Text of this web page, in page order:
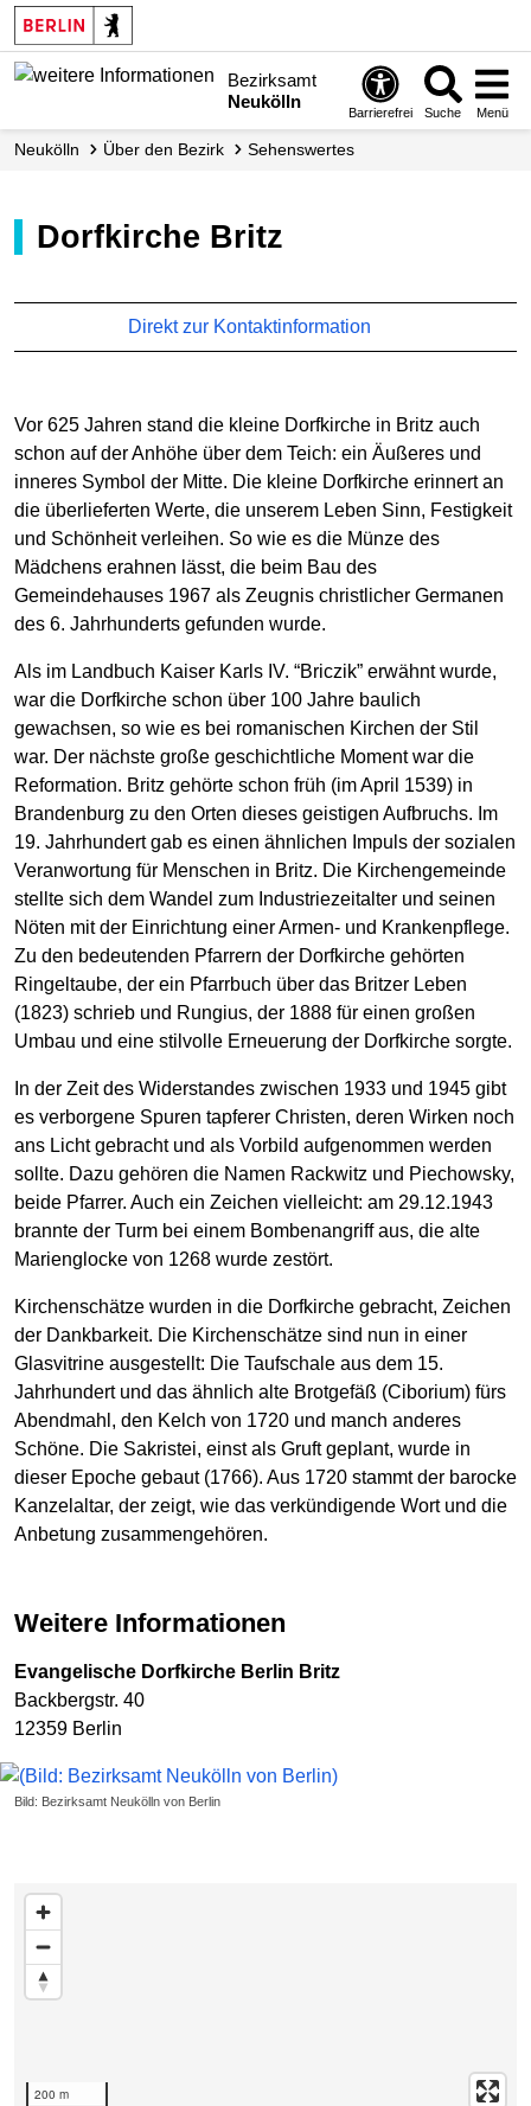
Bezirksamt
Neukölln
Barrierefrei Suche Menü
Neukölln Über den Bezirk Sehenswertes
Dorfkirche Britz
Direkt zur Kontaktinformation
Bild: Bezirksamt Neukölln von Berlin
Vor 625 Jahren stand die kleine Dorfkirche in Britz auch
schon auf der Anhöhe über dem Teich: ein Äußeres und
inneres Symbol der Mitte. Die kleine Dorfkirche erinnert an
die überlieferten Werte, die unserem Leben Sinn, Festigkeit
und Schönheit verleihen. So wie es die Münze des
Mädchens erahnen lässt, die beim Bau des
Gemeindehauses 1967 als Zeugnis christlicher Germanen
des 6. Jahrhunderts gefunden wurde.
Als im Landbuch Kaiser Karls IV. “Briczik” erwähnt wurde,
war die Dorfkirche schon über 100 Jahre baulich
gewachsen, so wie es bei romanischen Kirchen der Stil
war. Der nächste große geschichtliche Moment war die
Reformation. Britz gehörte schon früh (im April 1539) in
Brandenburg zu den Orten dieses geistigen Aufbruchs. Im
19. Jahrhundert gab es einen ähnlichen Impuls der sozialen
Veranwortung für Menschen in Britz. Die Kirchengemeinde
stellte sich dem Wandel zum Industriezeitalter und seinen
Nöten mit der Einrichtung einer Armen- und Krankenpflege.
Zu den bedeutenden Pfarrern der Dorfkirche gehörten
Ringeltaube, der ein Pfarrbuch über das Britzer Leben
(1823) schrieb und Rungius, der 1888 für einen großen
Umbau und eine stilvolle Erneuerung der Dorfkirche sorgte.
In der Zeit des Widerstandes zwischen 1933 und 1945 gibt
es verborgene Spuren tapferer Christen, deren Wirken noch
ans Licht gebracht und als Vorbild aufgenommen werden
sollte. Dazu gehören die Namen Rackwitz und Piechowsky,
beide Pfarrer. Auch ein Zeichen vielleicht: am 29.12.1943
brannte der Turm bei einem Bombenangriff aus, die alte
Marienglocke von 1268 wurde zestört.
Kirchenschätze wurden in die Dorfkirche gebracht, Zeichen
der Dankbarkeit. Die Kirchenschätze sind nun in einer
Glasvitrine ausgestellt: Die Taufschale aus dem 15.
Jahrhundert und das ähnlich alte Brotgefäß (Ciborium) fürs
Abendmahl, den Kelch von 1720 und manch anderes
Schöne. Die Sakristei, einst als Gruft geplant, wurde in
dieser Epoche gebaut (1766). Aus 1720 stammt der barocke
Kanzelaltar, der zeigt, wie das verkündigende Wort und die
Anbetung zusammengehören.
Weitere Informationen
Evangelische Dorfkirche Berlin Britz
Backbergstr. 40
12359 Berlin
Karte überspringen
200 m